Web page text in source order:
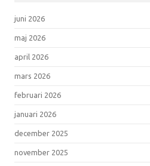
juni 2026
maj 2026
april 2026
mars 2026
februari 2026
januari 2026
december 2025
november 2025